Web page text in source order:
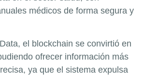
médicos de forma segura y
el blockchain se convirtió en
ofrecer información más
ya que el sistema expulsa